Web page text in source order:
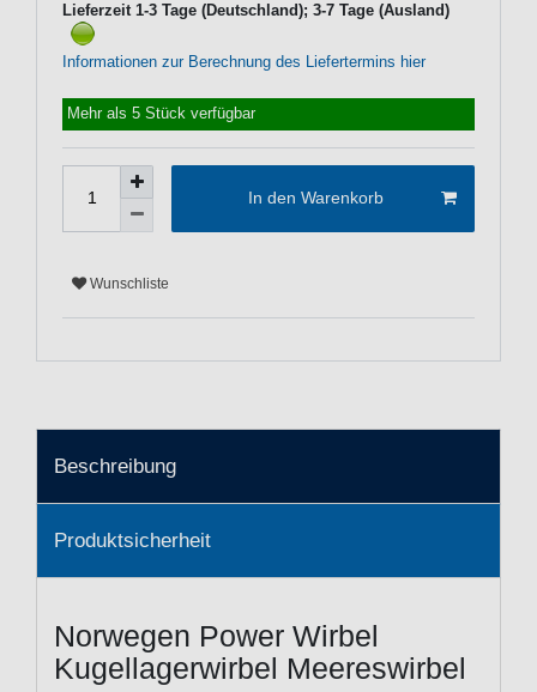
Lieferzeit 1-3 Tage (Deutschland); 3-7 Tage (Ausland)
Informationen zur Berechnung des Liefertermins hier
Mehr als 5 Stück verfügbar
In den Warenkorb
Wunschliste
Beschreibung
Produktsicherheit
Norwegen Power Wirbel
Kugellagerwirbel Meereswirbel